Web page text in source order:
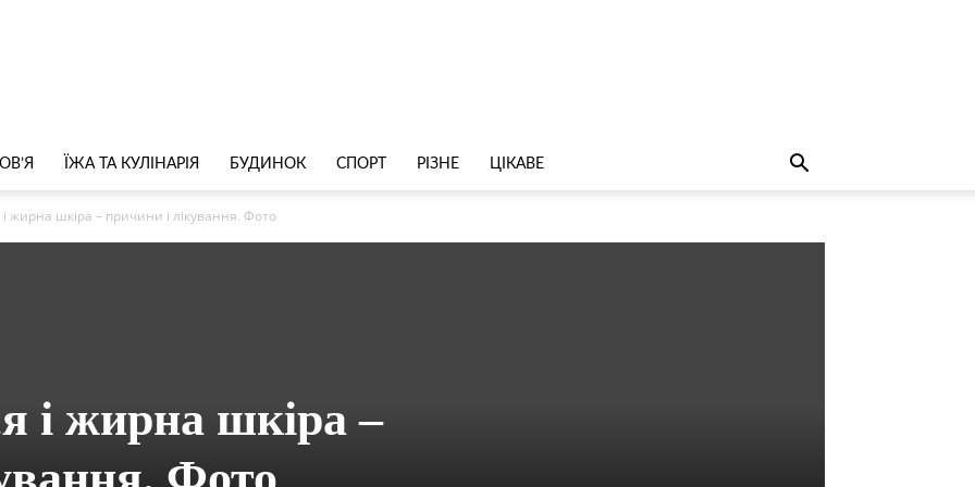
ЇЖА ТА КУЛІНАРІЯ БУДИНОК СПОРТ РІЗНЕ ЦІКАВЕ
і жирна шкіра – причини і лікування. Фото
і жирна шкіра –